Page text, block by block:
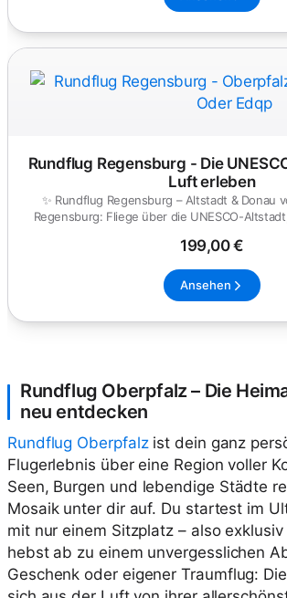
Rundflug Regensburg - Die
Luft erleben
✨ Rundflug Regensburg – Altstadt & Donau
Regensburg: Fliege über die UNESCO-
199,00 €
Ansehen
Rundflug Oberpfalz – Die
neu entdecken
Rundflug Oberpfalzist dein ganz
Flugerlebnis über eine Region voller
Seen, Burgen und lebendige Städte
Mosaik unter dir auf. Du startest im
mit nur einem Sitzplatz – also
hebst ab zu einem unvergesslichen
Geschenk oder eigener Traumflug: